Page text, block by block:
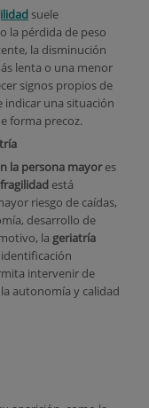
suele
la pérdida de peso
la disminución
lenta o una menor
signos propios de
indicar una situación
forma precoz.
la persona mayores
está
riesgo de caídas,
desarrollo de
la geriatría
intervenir de
autonomía y calidad